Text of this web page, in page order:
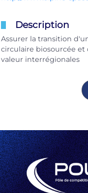
Description
Assurer la transition
circulaire biosourcée et
valeur interrégionales